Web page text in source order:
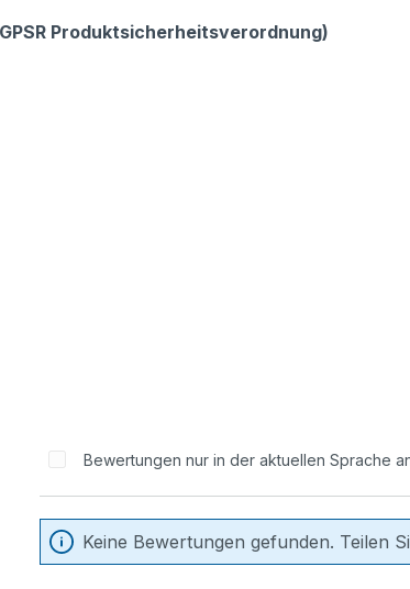
Produktsicherheitsverordnung)
Bewertungen nur in der aktuellen Sprache
Keine Bewertungen gefunden. Teilen